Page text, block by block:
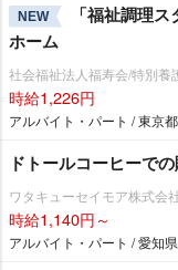
NEW
「福祉調理
ホーム
社会福祉法人福寿会/特別
時給1,226円
アルバイト・パート / 東京都
ドトールコーヒーで
ワタキューセイモア株式会
時給1,140円～
アルバイト・パート / 愛知県